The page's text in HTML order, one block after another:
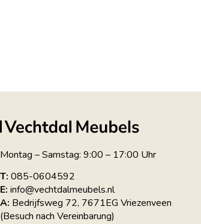
Montag – Samstag: 9:00 – 17:00 Uhr
T: 085-0604592
E: info@vechtdalmeubels.nl
A: Bedrijfsweg 72, 7671EG Vriezenveen
(Besuch nach Vereinbarung)